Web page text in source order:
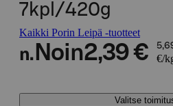
7kpl/420g
Kaikki Porin Leipä -tuotteet
n. Noin2,39 €
€/
Valitse